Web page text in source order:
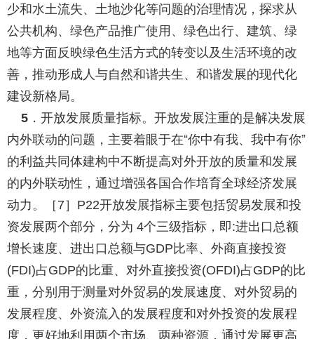
少和水土流失、土地沙化等问题的治理情况，探求从
公共机构、绿色产品推广使用、绿色出行、建筑、绿
地等方面反映绿色生活方式的转变以及生活环境的改
善，推动形成人与自然和谐共生、和谐发展的现代化
建设新格局。
5 ．开放发展质量指标。 开放发展注重的是解决发展
内外联动的问题，主要着眼于在“你中有我、我中有你”
的利益共同体建构中不断提高对外开放的质量和发展
的内外联动性，通过增强各国合作培育全球经济发展
动力。［7］ P22开放发展指标主要包括贸易发展和投
资发展两个部分，分为 4个三级指标，即:进出口总额
增长速度、进出口总额与GDP比率、外商直接投资
(FDI)占GDP的比重、对外直接投资(OFDI)占GDP的比
重，分别用于测量对外贸易的发展速度、对外贸易的
发展程度、外资流入的发展程度和对外投资的发展程
度，更好地利用两个市场、两种资源，通过发展更高